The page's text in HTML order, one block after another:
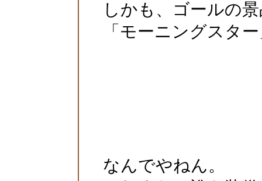
しかも、ゴールの
「モーニングスタ
なんでやねん。